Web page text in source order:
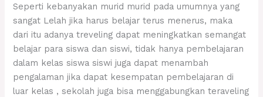
Seperti kebanyakan murid murid pada umumnya yang
sangat Lelah jika harus belajar terus menerus, maka
dari itu adanya treveling dapat meningkatkan semangat
belajar para siswa dan siswi, tidak hanya pembelajaran
dalam kelas siswa siswi juga dapat menambah
pengalaman jika dapat kesempatan pembelajaran di
luar kelas , sekolah juga bisa menggabungkan teraveling